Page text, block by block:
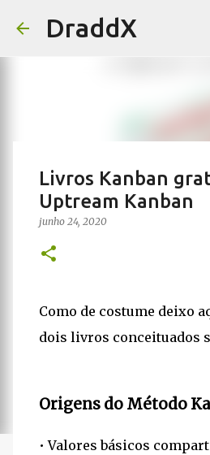
DraddX
Livros Kanban
Uptream Kanban
junho 24, 2020
Como de costume deixo
dois livros conceituados
Origens do Método
• Valores básicos